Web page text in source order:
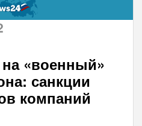
«военный»
санкции
компаний